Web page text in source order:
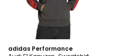
adidas Performance
4,8